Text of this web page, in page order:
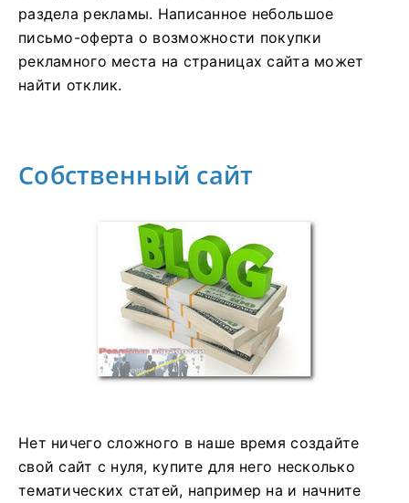
раздела рекламы. Написанное небольшое
письмо-оферта о возможности покупки
рекламного места на страницах сайта может
найти отклик.
Собственный сайт
Нет ничего сложного в наше время создайте
свой сайт с нуля, купите для него несколько
тематических статей, например на и начните